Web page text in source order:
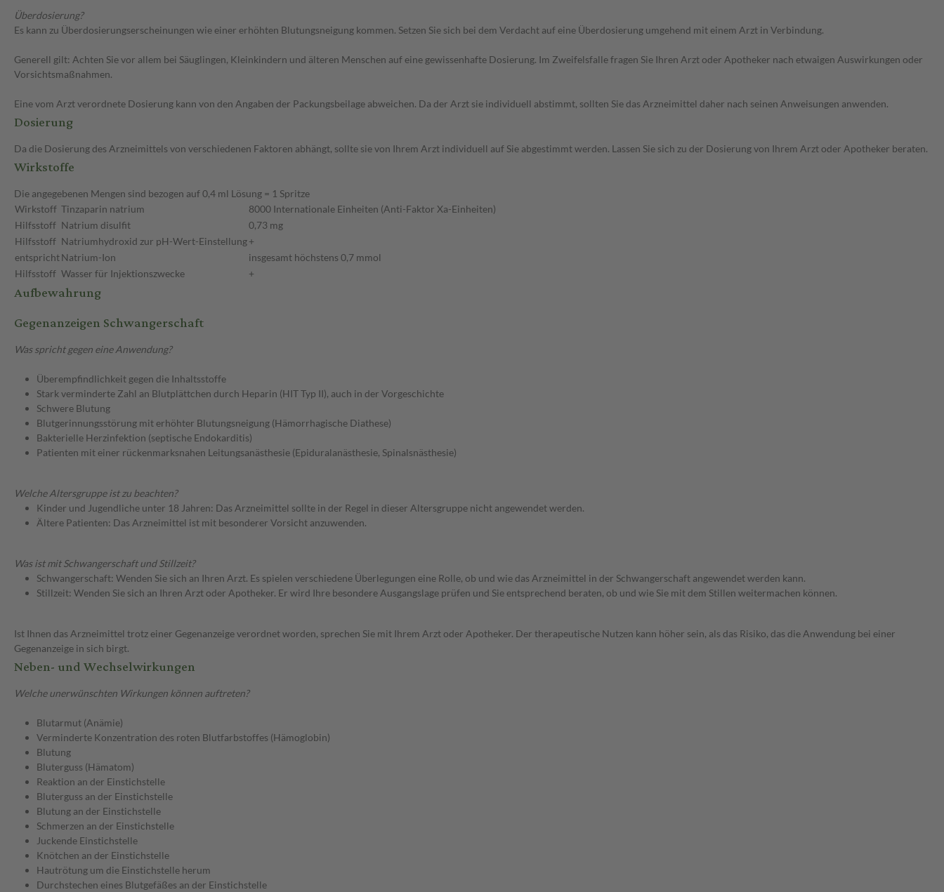
Überdosierung?
Es kann zu Überdosierungserscheinungen wie einer erhöhten Blutungsneigung kommen. Setzen Sie sich bei dem Verdacht auf eine Überdosierung umgehend mit einem Arzt in Verbindung.
Generell gilt: Achten Sie vor allem bei Säuglingen, Kleinkindern und älteren Menschen auf eine gewissenhafte Dosierung. Im Zweifelsfalle fragen Sie Ihren Arzt oder Apotheker nach etwaigen Auswirkungen oder
Vorsichtsmaßnahmen.
Eine vom Arzt verordnete Dosierung kann von den Angaben der Packungsbeilage abweichen. Da der Arzt sie individuell abstimmt, sollten Sie das Arzneimittel daher nach seinen Anweisungen anwenden.
Dosierung
Da die Dosierung des Arzneimittels von verschiedenen Faktoren abhängt, sollte sie von Ihrem Arzt individuell auf Sie abgestimmt werden. Lassen Sie sich zu der Dosierung von Ihrem Arzt oder Apotheker beraten.
Wirkstoffe
Die angegebenen Mengen sind bezogen auf 0,4 ml Lösung = 1 Spritze
Wirkstoff Tinzaparin natrium
8000 Internationale Einheiten (Anti-Faktor Xa-Einheiten)
Hilfsstoff Natrium disulfit
0,73 mg
Hilfsstoff Natriumhydroxid zur pH-Wert-Einstellung+
entsprichtNatrium-Ion
insgesamt höchstens 0,7 mmol
Hilfsstoff Wasser für Injektionszwecke +
Aufbewahrung
Gegenanzeigen Schwangerschaft
Was spricht gegen eine Anwendung?
Überempfindlichkeit gegen die Inhaltsstoffe
Stark verminderte Zahl an Blutplättchen durch Heparin (HIT Typ II), auch in der Vorgeschichte
Schwere Blutung
Blutgerinnungsstörung mit erhöhter Blutungsneigung (Hämorrhagische Diathese)
Bakterielle Herzinfektion (septische Endokarditis)
Patienten mit einer rückenmarksnahen Leitungsanästhesie (Epiduralanästhesie, Spinalsnästhesie)
Welche Altersgruppe ist zu beachten?
Kinder und Jugendliche unter 18 Jahren: Das Arzneimittel sollte in der Regel in dieser Altersgruppe nicht angewendet werden.
Ältere Patienten: Das Arzneimittel ist mit besonderer Vorsicht anzuwenden.
Was ist mit Schwangerschaft und Stillzeit?
Schwangerschaft: Wenden Sie sich an Ihren Arzt. Es spielen verschiedene Überlegungen eine Rolle, ob und wie das Arzneimittel in der Schwangerschaft angewendet werden kann.
Stillzeit: Wenden Sie sich an Ihren Arzt oder Apotheker. Er wird Ihre besondere Ausgangslage prüfen und Sie entsprechend beraten, ob und wie Sie mit dem Stillen weitermachen können.
Ist Ihnen das Arzneimittel trotz einer Gegenanzeige verordnet worden, sprechen Sie mit Ihrem Arzt oder Apotheker. Der therapeutische Nutzen kann höher sein, als das Risiko, das die Anwendung bei einer
Gegenanzeige in sich birgt.
Neben- und Wechselwirkungen
Welche unerwünschten Wirkungen können auftreten?
Blutarmut (Anämie)
Verminderte Konzentration des roten Blutfarbstoffes (Hämoglobin)
Blutung
Bluterguss (Hämatom)
Reaktion an der Einstichstelle
Bluterguss an der Einstichstelle
Blutung an der Einstichstelle
Schmerzen an der Einstichstelle
Juckende Einstichstelle
Knötchen an der Einstichstelle
Hautrötung um die Einstichstelle herum
Durchstechen eines Blutgefäßes an der Einstichstelle